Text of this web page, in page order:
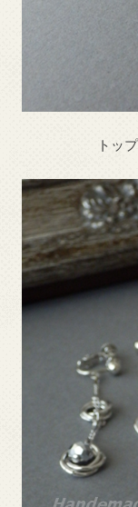
トッ